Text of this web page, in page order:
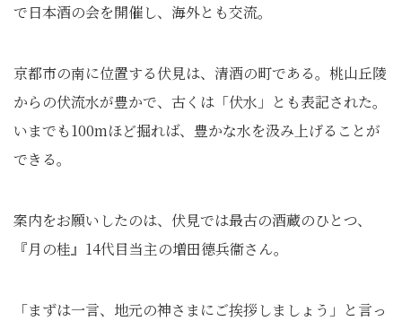
で日本酒の会を開催し、海外とも交流。
京都市の南に位置する伏見は、清酒の町である。桃山丘陵
からの伏流水が豊かで、古くは「伏水」とも表記された。
いまでも100mほど掘れば、豊かな水を汲み上げることが
できる。
案内をお願いしたのは、伏見では最古の酒蔵のひとつ、
『月の桂』14代目当主の増田德兵衞さん。
「まずは一言、地元の神さまにご挨拶しましょう」と言っ